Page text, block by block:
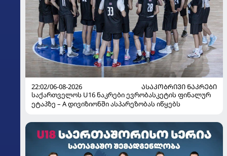
22:02/06-08-2026
ᲐᲡᲐᲙᲝᲑᲠᲘᲕᲘ ᲜᲐᲙᲠᲔᲑᲘ
საქართველოს U16 ნაკრები ევრობასკეტის ფინალურ
ეტაპზე – A დივიზიონში ასპარეზობას იწყებს